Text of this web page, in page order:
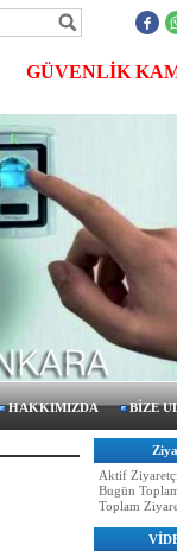
GÜVENLİK
HAKKIMIZDA BİZE
Aktif Ziyaretçi
Bugün
Toplam